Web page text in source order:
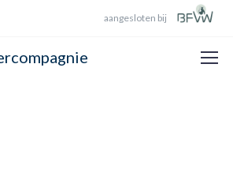
aangesloten bij